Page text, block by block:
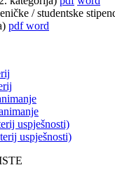
/ studentske
pdfword
uspješnosti)
uspješnosti)